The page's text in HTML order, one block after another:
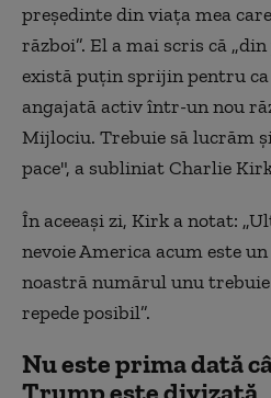
preşedinte din viaţa mea
război”. El a mai scris că
există puţin sprijin pentru ca
angajată activ într-un nou
Mijlociu. Trebuie să lucrăm
pace", a subliniat Charlie
În aceeaşi zi, Kirk a notat:
nevoie America acum este
noastră numărul unu trebuie
repede posibil”.
Nu este prima dată